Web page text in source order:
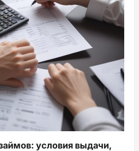
условия выдачи,